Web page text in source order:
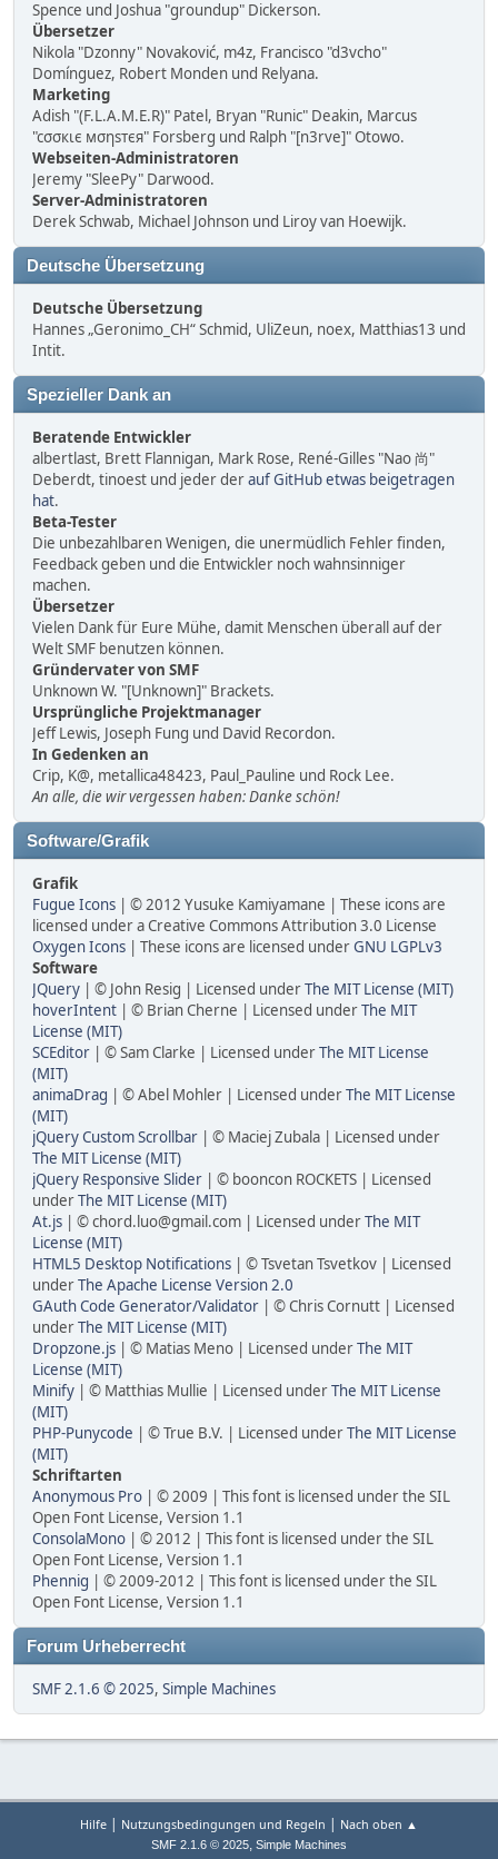
Spence und Joshua "groundup" Dickerson.
Übersetzer
Nikola "Dzonny" Novaković, m4z, Francisco "d3vcho"
Domínguez, Robert Monden und Relyana.
Marketing
Adish "(F.L.A.M.E.R)" Patel, Bryan "Runic" Deakin, Marcus
"cσσкιє мσηѕтєя" Forsberg und Ralph "[n3rve]" Otowo.
Webseiten-Administratoren
Jeremy "SleePy" Darwood.
Server-Administratoren
Derek Schwab, Michael Johnson und Liroy van Hoewijk.
Deutsche Übersetzung
Deutsche Übersetzung
Hannes „Geronimo_CH“ Schmid, UliZeun, noex, Matthias13 und
Intit.
Spezieller Dank an
Beratende Entwickler
albertlast, Brett Flannigan, Mark Rose, René-Gilles "Nao 尚"
Deberdt, tinoest und jeder derauf GitHub etwas beigetragen
hat.
Beta-Tester
Die unbezahlbaren Wenigen, die unermüdlich Fehler finden,
Feedback geben und die Entwickler noch wahnsinniger
machen.
Übersetzer
Vielen Dank für Eure Mühe, damit Menschen überall auf der
Welt SMF benutzen können.
Gründervater von SMF
Unknown W. "[Unknown]" Brackets.
Ursprüngliche Projektmanager
Jeff Lewis, Joseph Fung und David Recordon.
In Gedenken an
Crip, K@, metallica48423, Paul_Pauline und Rock Lee.
An alle, die wir vergessen haben: Danke schön!
Software/Grafik
Grafik
Fugue Icons | © 2012 Yusuke Kamiyamane | These icons are
licensed under a Creative Commons Attribution 3.0 License
Oxygen Icons | These icons are licensed underGNU LGPLv3
Software
JQuery | © John Resig | Licensed underThe MIT License (MIT)
hoverIntent | © Brian Cherne | Licensed underThe MIT
License (MIT)
SCEditor | © Sam Clarke | Licensed underThe MIT License
(MIT)
animaDrag | © Abel Mohler | Licensed underThe MIT License
(MIT)
jQuery Custom Scrollbar | © Maciej Zubala | Licensed under
The MIT License (MIT)
jQuery Responsive Slider | © booncon ROCKETS | Licensed
underThe MIT License (MIT)
At.js | © chord.luo@gmail.com | Licensed underThe MIT
License (MIT)
HTML5 Desktop Notifications | © Tsvetan Tsvetkov | Licensed
underThe Apache License Version 2.0
GAuth Code Generator/Validator | © Chris Cornutt | Licensed
underThe MIT License (MIT)
Dropzone.js | © Matias Meno | Licensed underThe MIT
License (MIT)
Minify | © Matthias Mullie | Licensed underThe MIT License
(MIT)
PHP-Punycode | © True B.V. | Licensed underThe MIT License
(MIT)
Schriftarten
Anonymous Pro | © 2009 | This font is licensed under the SIL
Open Font License, Version 1.1
ConsolaMono | © 2012 | This font is licensed under the SIL
Open Font License, Version 1.1
Phennig | © 2009-2012 | This font is licensed under the SIL
Open Font License, Version 1.1
Forum Urheberrecht
SMF 2.1.6 © 2025, Simple Machines
Hilfe | Nutzungsbedingungen und Regeln | Nach oben ▲
SMF 2.1.6 © 2025, Simple Machines